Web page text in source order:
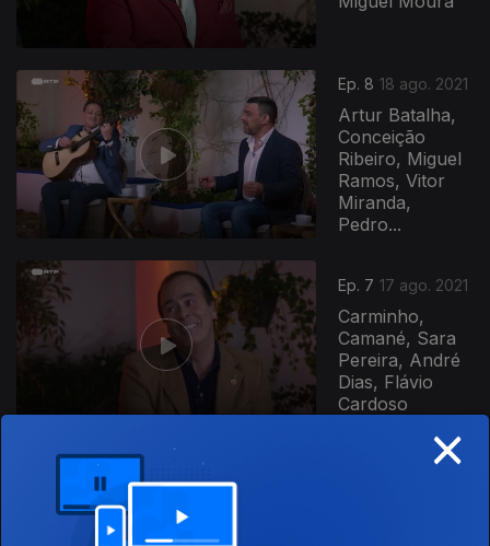
Ep. 8 18 ago. 2021
Artur Batalha,
Conceição
Ribeiro, Miguel
Ramos, Vitor
Miranda,
Pedro...
Ep. 7 17 ago. 2021
Carminho,
Camané, Sara
Pereira, André
Dias, Flávio
Cardoso
×